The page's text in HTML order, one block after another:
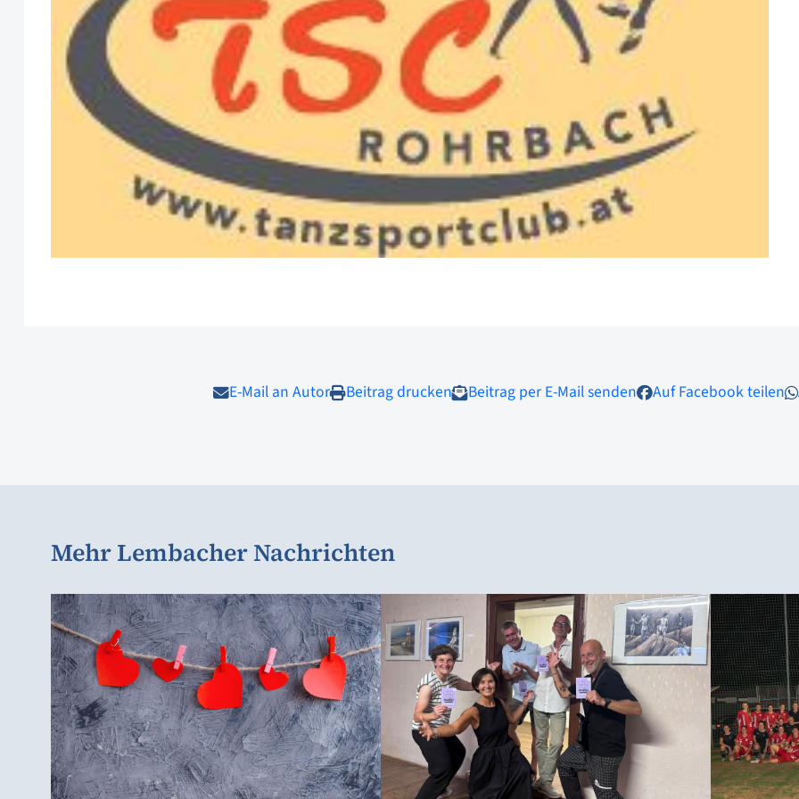
E-Mail an Autor Beitrag drucken Beitrag per E-Mail senden Auf Facebook teilen
Mehr Lembacher Nachrichten